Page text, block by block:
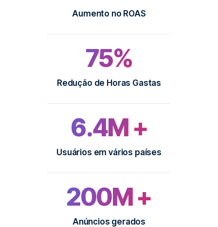
Aumento no ROAS
75%
Redução de Horas Gastas
6.4M +
Usuários em vários países
200M +
Anúncios gerados